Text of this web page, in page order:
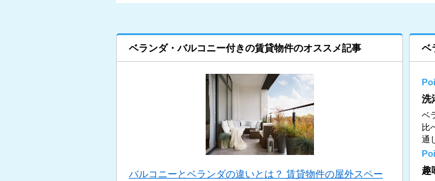
ベランダ・バルコニー付きの賃貸物件のオススメ記事
バルコニーとベランダの違いとは？ 賃貸物件の屋外スペー
ベ
洗
ベ
比
通
趣